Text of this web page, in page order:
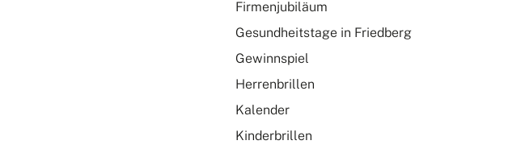
Firmenjubiläum
Gesundheitstage in Friedberg
Gewinnspiel
Herrenbrillen
Kalender
Kinderbrillen